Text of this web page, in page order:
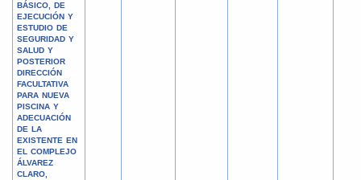
BÁSICO, DE
EJECUCIÓN Y
ESTUDIO DE
SEGURIDAD Y
SALUD Y
POSTERIOR
DIRECCIÓN
FACULTATIVA
PARA NUEVA
PISCINA Y
ADECUACIÓN
DE LA
EXISTENTE EN
EL COMPLEJO
ÁLVAREZ
CLARO,